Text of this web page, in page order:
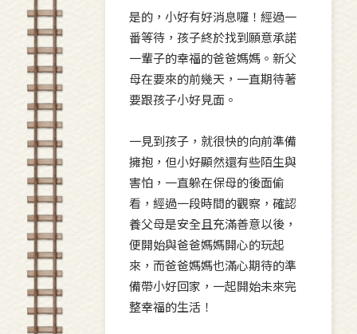
是的，小好有好消息囉！經過一
番等待，孩子終於找到願意承諾
一輩子的幸福的爸爸媽媽。新父
母在要來的前幾天，一直期待著
要跟孩子小好見面。
一見到孩子，就很快的向前準備
擁抱，但小好顯然還有些陌生與
害怕，一直躲在保母的後面偷
看，經過一段時間的觀察，確認
養父母是安全且充滿善意以後，
便開始與爸爸媽媽開心的玩起
來，而爸爸媽媽也滿心期待的準
備帶小好回家，一起開始未來完
整幸福的生活！